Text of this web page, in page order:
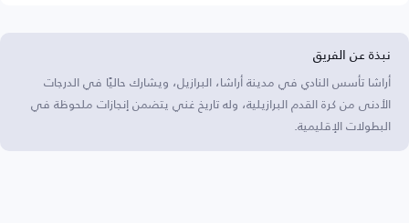
نبذة عن الفريق
أراشا تأسس النادي في مدينة أراشا، البرازيل، ويشارك حاليًا في الدرجات
الأدنى من كرة القدم البرازيلية، وله تاريخ غني يتضمن إنجازات ملحوظة في
البطولات الإقليمية.